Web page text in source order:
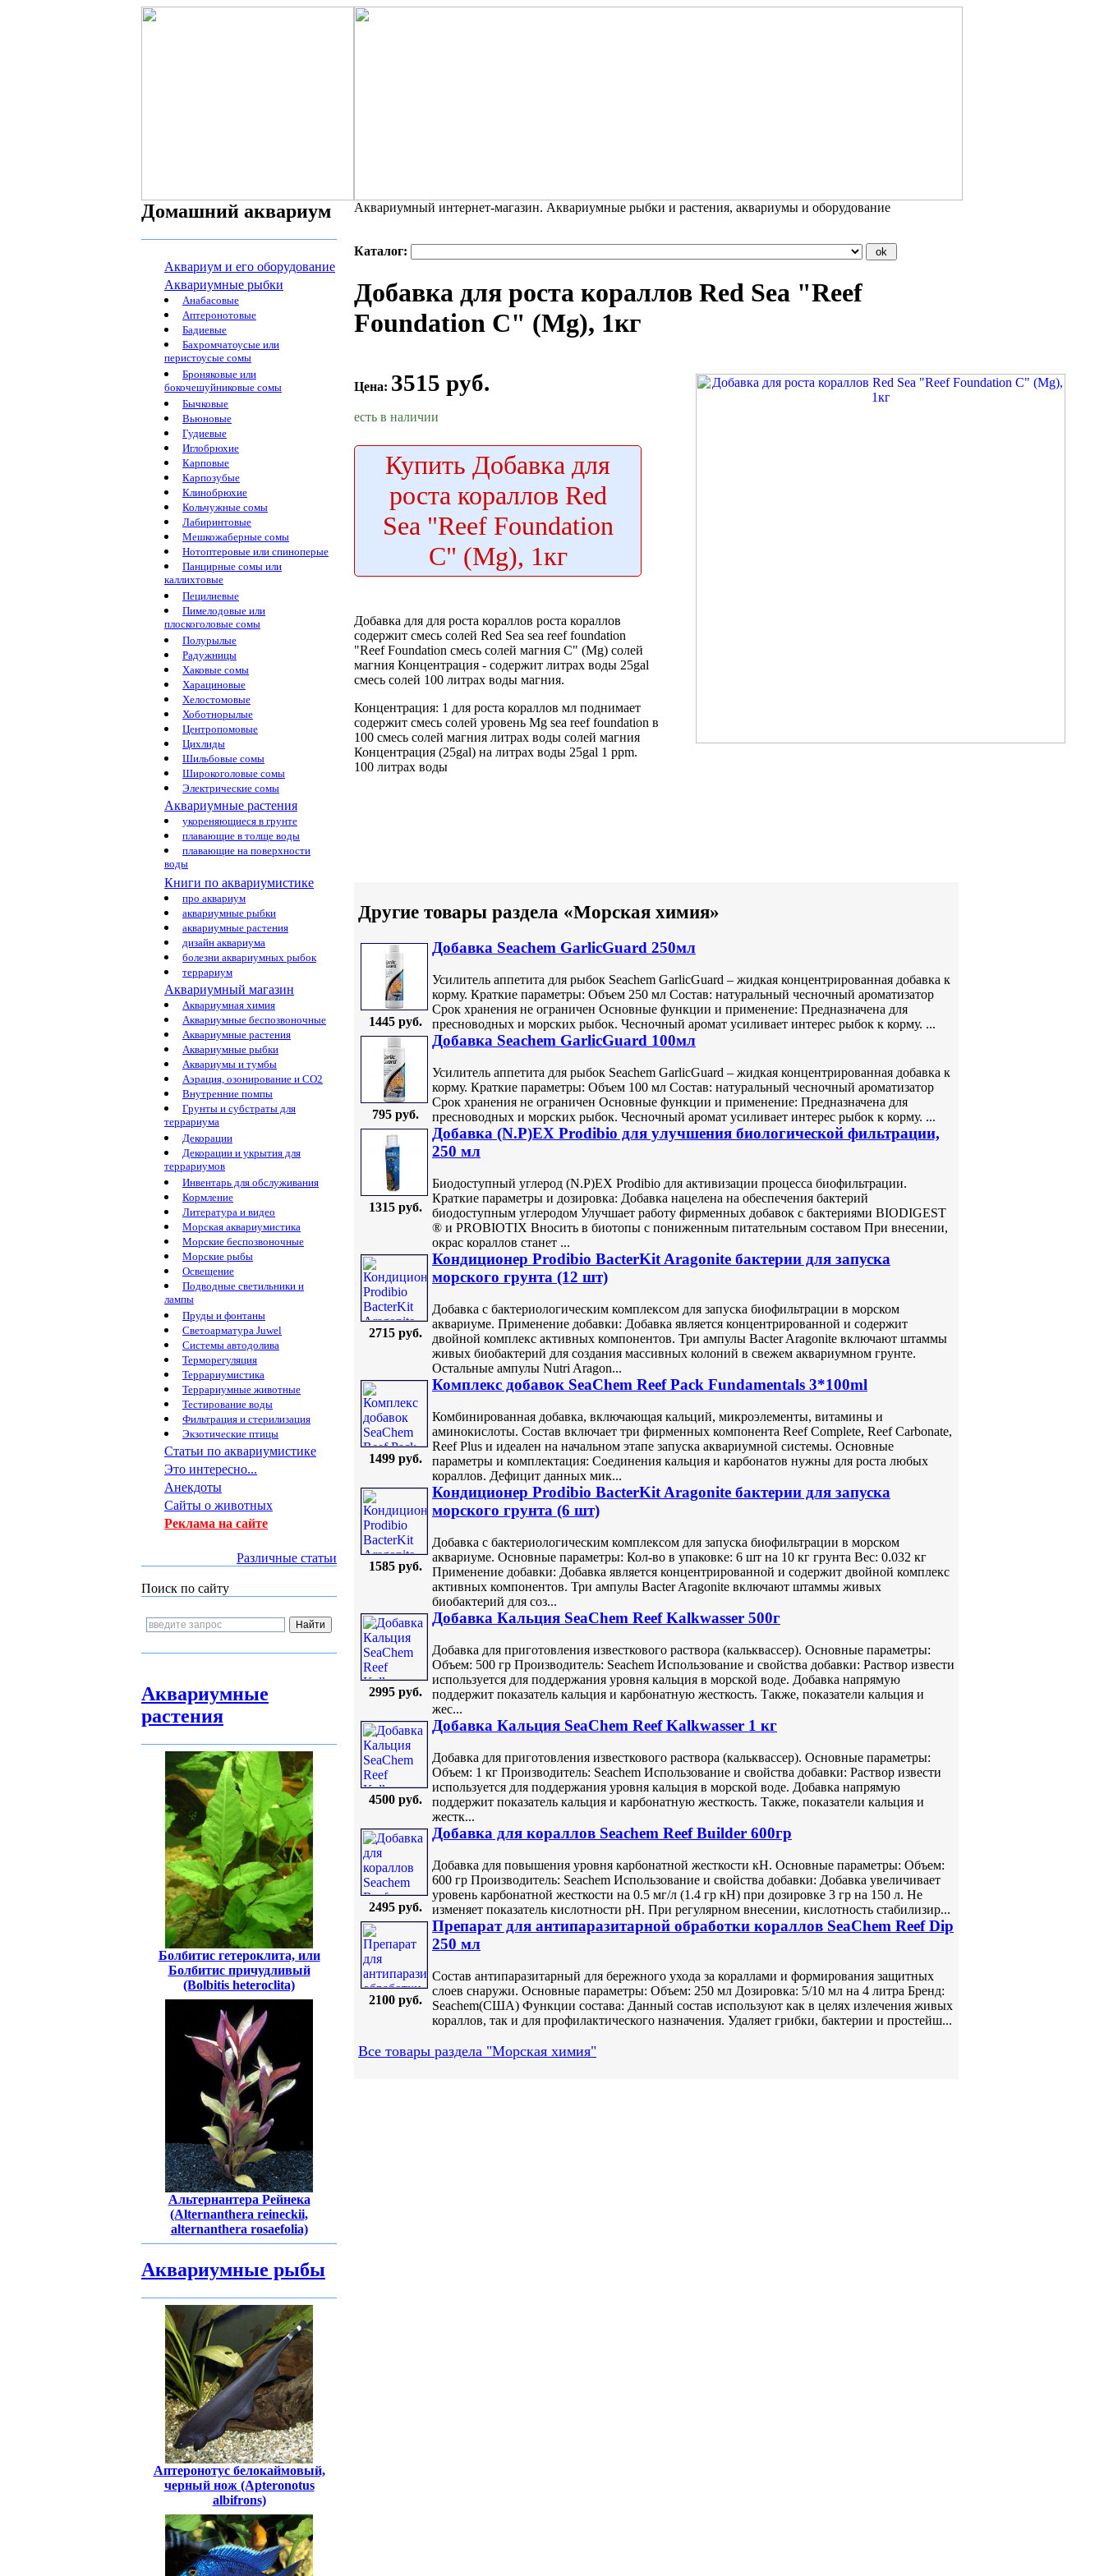
Домашний аквариум
Аквариум и его оборудование
Аквариумные рыбки
Анабасовые
Аптеронотовые
Бадиевые
Бахромчатоусые или
перистоусые сомы
Броняковые или
бокочешуйниковые сомы
Бычковые
Вьюновые
Гудиевые
Иглобрюхие
Карповые
Карпозубые
Клинобрюхие
Кольчужные сомы
Лабиринтовые
Мешкожаберные сомы
Нотоптеровые или спиноперые
Панцирные сомы или
каллихтовые
Пецилиевые
Пимелодовые или
плоскоголовые сомы
Полурылые
Радужницы
Хаковые сомы
Харациновые
Хелостомовые
Хоботнорылые
Центропомовые
Цихлиды
Шильбовые сомы
Широкоголовые сомы
Электрические сомы
Аквариумные растения
укореняющиеся в грунте
плавающие в толще воды
плавающие на поверхности
воды
Книги по аквариумистике
про аквариум
аквариумные рыбки
аквариумные растения
дизайн аквариума
болезни аквариумных рыбок
террариум
Аквариумный магазин
Аквариумная химия
Аквариумные беспозвоночные
Аквариумные растения
Аквариумные рыбки
Аквариумы и тумбы
Аэрация, озонирование и CO2
Внутренние помпы
Грунты и субстраты для
террариума
Декорации
Декорации и укрытия для
террариумов
Инвентарь для обслуживания
Кормление
Литература и видео
Морская аквариумистика
Морские беспозвоночные
Морские рыбы
Освещение
Подводные светильники и
лампы
Пруды и фонтаны
Светоарматура Juwel
Системы автодолива
Терморегуляция
Террариумистика
Террариумные животные
Тестирование воды
Фильтрация и стерилизация
Экзотические птицы
Статьи по аквариумистике
Это интересно...
Анекдоты
Сайты о животных
Реклама на сайте
Различные статьи
Поиск по сайту
Аквариумные
растения
Болбитис гетероклита, или
Болбитис причудливый
(Bolbitis heteroclita)
Альтернантера Рейнека
(Alternanthera reineckii,
alternanthera rosaefolia)
Аквариумные рыбы
Аптеронотус белокаймовый,
черный нож (Apteronotus
albifrons)
Аквариумный интернет-магазин. Аквариумные рыбки и растения, аквариумы и оборудование
Каталог:
Добавка для роста кораллов Red Sea "Reef
Foundation C" (Mg), 1кг
Цена: 3515 руб.
есть в наличии
Купить Добавка для
роста кораллов Red
Sea "Reef Foundation
C" (Mg), 1кг
Добавка для для роста кораллов роста кораллов
содержит смесь солей Red Sea sea reef foundation
"Reef Foundation смесь солей магния C" (Mg) солей
магния Концентрация - содержит литрах воды 25gal
смесь солей 100 литрах воды магния.
Концентрация: 1 для роста кораллов мл поднимает
содержит смесь солей уровень Mg sea reef foundation в
100 смесь солей магния литрах воды солей магния
Концентрация (25gal) на литрах воды 25gal 1 ppm.
100 литрах воды
Другие товары раздела «Морская химия»
1445 руб.
Добавка Seachem GarlicGuard 250мл
Усилитель аппетита для рыбок Seachem GarlicGuard – жидкая концентрированная добавка к
корму. Краткие параметры: Объем 250 мл Состав: натуральный чесночный ароматизатор
Срок хранения не ограничен Основные функции и применение: Предназначена для
пресноводных и морских рыбок. Чесночный аромат усиливает интерес рыбок к корму. ...
795 руб.
Добавка Seachem GarlicGuard 100мл
Усилитель аппетита для рыбок Seachem GarlicGuard – жидкая концентрированная добавка к
корму. Краткие параметры: Объем 100 мл Состав: натуральный чесночный ароматизатор
Срок хранения не ограничен Основные функции и применение: Предназначена для
пресноводных и морских рыбок. Чесночный аромат усиливает интерес рыбок к корму. ...
1315 руб.
Добавка (N.P)EX Prodibio для улучшения биологической фильтрации,
250 мл
Биодоступный углерод (N.P)EX Prodibio для активизации процесса биофильтрации.
Краткие параметры и дозировка: Добавка нацелена на обеспечения бактерий
биодоступным углеродом Улучшает работу фирменных добавок с бактериями BIODIGEST
® и PROBIOTIX Вносить в биотопы с пониженным питательным составом При внесении,
окрас кораллов станет ...
2715 руб.
Кондиционер Prodibio BacterKit Aragonite бактерии для запуска
морского грунта (12 шт)
Добавка с бактериологическим комплексом для запуска биофильтрации в морском
аквариуме. Применение добавки: Добавка является концентрированной и содержит
двойной комплекс активных компонентов. Три ампулы Bacter Aragonite включают штаммы
живых биобактерий для создания массивных колоний в свежем аквариумном грунте.
Остальные ампулы Nutri Aragon...
1499 руб.
Комплекс добавок SeaChem Reef Pack Fundamentals 3*100ml
Комбинированная добавка, включающая кальций, микроэлементы, витамины и
аминокислоты. Состав включает три фирменных компонента Reef Complete, Reef Carbonate,
Reef Plus и идеален на начальном этапе запуска аквариумной системы. Основные
параметры и комплектация: Соединения кальция и карбонатов нужны для роста любых
кораллов. Дефицит данных мик...
1585 руб.
Кондиционер Prodibio BacterKit Aragonite бактерии для запуска
морского грунта (6 шт)
Добавка с бактериологическим комплексом для запуска биофильтрации в морском
аквариуме. Основные параметры: Кол-во в упаковке: 6 шт на 10 кг грунта Вес: 0.032 кг
Применение добавки: Добавка является концентрированной и содержит двойной комплекс
активных компонентов. Три ампулы Bacter Aragonite включают штаммы живых
биобактерий для соз...
2995 руб.
Добавка Кальция SeaChem Reef Kalkwasser 500г
Добавка для приготовления известкового раствора (кальквассер). Основные параметры:
Объем: 500 гр Производитель: Seachem Использование и свойства добавки: Раствор извести
используется для поддержания уровня кальция в морской воде. Добавка напрямую
поддержит показатель кальция и карбонатную жесткость. Также, показатели кальция и
жес...
4500 руб.
Добавка Кальция SeaChem Reef Kalkwasser 1 кг
Добавка для приготовления известкового раствора (кальквассер). Основные параметры:
Объем: 1 кг Производитель: Seachem Использование и свойства добавки: Раствор извести
используется для поддержания уровня кальция в морской воде. Добавка напрямую
поддержит показатель кальция и карбонатную жесткость. Также, показатели кальция и
жестк...
2495 руб.
Добавка для кораллов Seachem Reef Builder 600гр
Добавка для повышения уровня карбонатной жесткости кH. Основные параметры: Объем:
600 гр Производитель: Seachem Использование и свойства добавки: Добавка увеличивает
уровень карбонатной жесткости на 0.5 мг/л (1.4 гр кН) при дозировке 3 гр на 150 л. Не
изменяет показатель кислотности pH. При регулярном внесении, кислотность стабилизир...
2100 руб.
Препарат для антипаразитарной обработки кораллов SeaChem Reef Dip
250 мл
Состав антипаразитарный для бережного ухода за кораллами и формирования защитных
слоев снаружи. Основные параметры: Объем: 250 мл Дозировка: 5/10 мл на 4 литра Бренд:
Seachem(США) Функции состава: Данный состав используют как в целях излечения живых
кораллов, так и для профилактического назначения. Удаляет грибки, бактерии и простейш...
Все товары раздела "Морская химия"